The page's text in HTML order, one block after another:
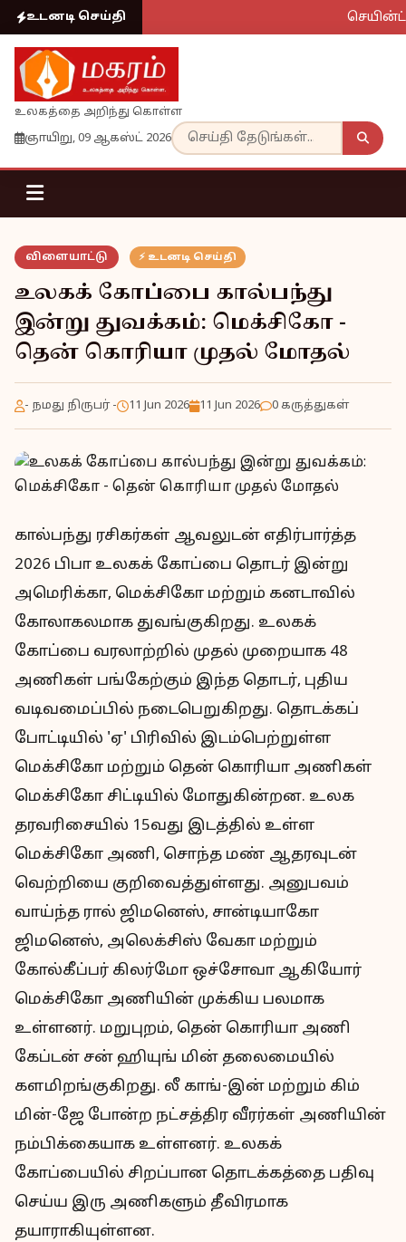
உடனடி செய்தி செயின்ட்
உலகத்தை அறிந்து கொள்ள
ஞாயிறு, 09 ஆகஸ்ட் 2026
விளையாட்டு ⚡ உடனடி செய்தி
உலகக் கோப்பை கால்பந்து
இன்று துவக்கம்: மெக்சிகோ -
தென் கொரியா முதல் மோதல்
- நமது நிருபர் - 11 Jun 2026 11 Jun 2026 0 கருத்துகள்
கால்பந்து ரசிகர்கள் ஆவலுடன் எதிர்பார்த்த
2026 பிபா உலகக் கோப்பை தொடர் இன்று
அமெரிக்கா, மெக்சிகோ மற்றும் கனடாவில்
கோலாகலமாக துவங்குகிறது. உலகக்
கோப்பை வரலாற்றில் முதல் முறையாக 48
அணிகள் பங்கேற்கும் இந்த தொடர், புதிய
வடிவமைப்பில் நடைபெறுகிறது. தொடக்கப்
போட்டியில் 'ஏ' பிரிவில் இடம்பெற்றுள்ள
மெக்சிகோ மற்றும் தென் கொரியா அணிகள்
மெக்சிகோ சிட்டியில் மோதுகின்றன. உலக
தரவரிசையில் 15வது இடத்தில் உள்ள
மெக்சிகோ அணி, சொந்த மண் ஆதரவுடன்
வெற்றியை குறிவைத்துள்ளது. அனுபவம்
வாய்ந்த ரால் ஜிமனெஸ், சான்டியாகோ
ஜிமனெஸ், அலெக்சிஸ் வேகா மற்றும்
கோல்கீப்பர் கிலர்மோ ஒச்சோவா ஆகியோர்
மெக்சிகோ அணியின் முக்கிய பலமாக
உள்ளனர். மறுபுறம், தென் கொரியா அணி
கேப்டன் சன் ஹியுங் மின் தலைமையில்
களமிறங்குகிறது. லீ காங்-இன் மற்றும் கிம்
மின்-ஜே போன்ற நட்சத்திர வீரர்கள் அணியின்
நம்பிக்கையாக உள்ளனர். உலகக்
கோப்பையில் சிறப்பான தொடக்கத்தை பதிவு
செய்ய இரு அணிகளும் தீவிரமாக
தயாராகியுள்ளன.